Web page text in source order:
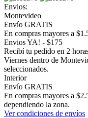
Envios:
Montevideo
Envío GRATIS
En compras mayores a
Envios YA! - $175
Recibí tu pedido en 2
Viernes dentro de
seleccionados.
Interior
Envío GRATIS
En compras mayores a
dependiendo la zona.
Ver condiciones de envíos